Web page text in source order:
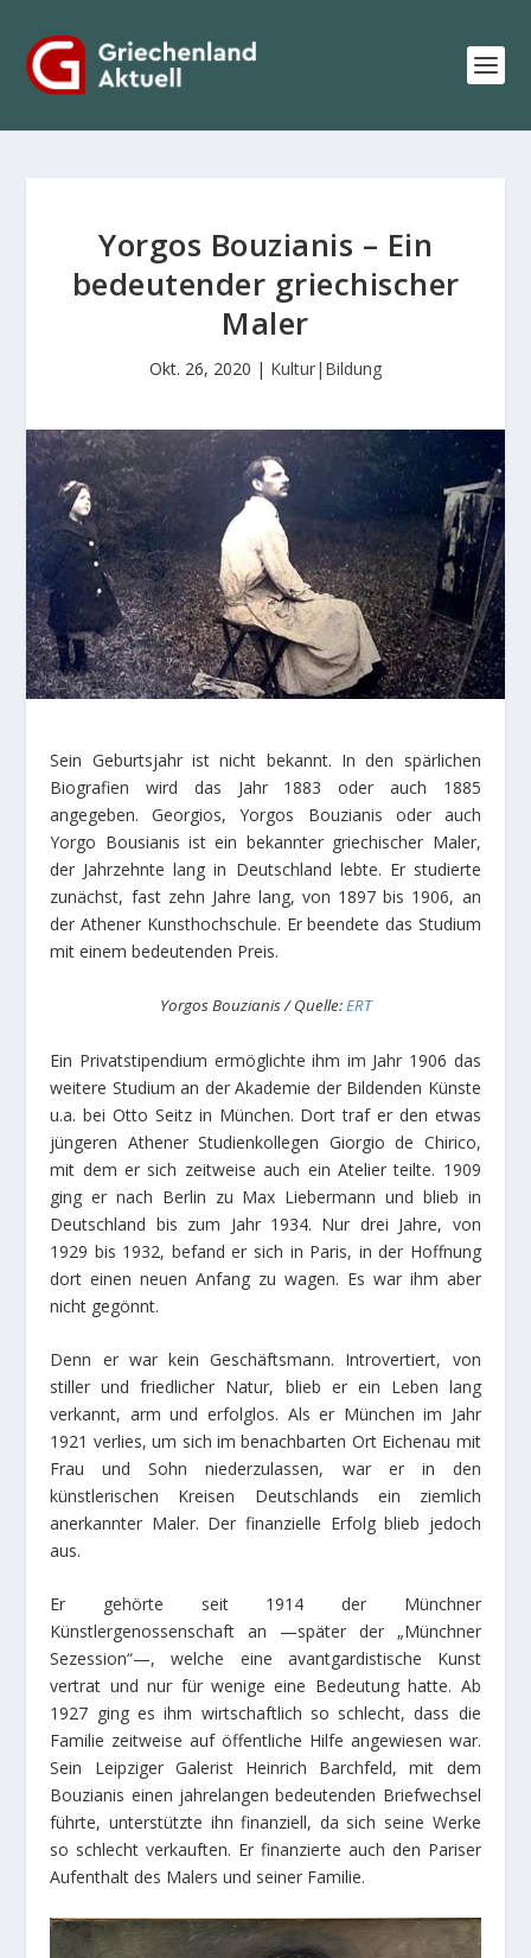
Yorgos Bouzianis – Ein
bedeutender griechischer
Maler
Okt. 26, 2020 | Kultur|Bildung
Sein Geburtsjahr ist nicht bekannt. In den spärlichen
Biografien wird das Jahr 1883 oder auch 1885
angegeben. Georgios, Yorgos Bouzianis oder auch
Yorgo Bousianis ist ein bekannter griechischer Maler,
der Jahrzehnte lang in Deutschland lebte. Er studierte
zunächst, fast zehn Jahre lang, von 1897 bis 1906, an
der Athener Kunsthochschule. Er beendete das Studium
mit einem bedeutenden Preis.
Yorgos Bouzianis / Quelle:ERT
Ein Privatstipendium ermöglichte ihm im Jahr 1906 das
weitere Studium an der Akademie der Bildenden Künste
u.a. bei Otto Seitz in München. Dort traf er den etwas
jüngeren Athener Studienkollegen Giorgio de Chirico,
mit dem er sich zeitweise auch ein Atelier teilte. 1909
ging er nach Berlin zu Max Liebermann und blieb in
Deutschland bis zum Jahr 1934. Nur drei Jahre, von
1929 bis 1932, befand er sich in Paris, in der Hoffnung
dort einen neuen Anfang zu wagen. Es war ihm aber
nicht gegönnt.
Denn er war kein Geschäftsmann. Introvertiert, von
stiller und friedlicher Natur, blieb er ein Leben lang
verkannt, arm und erfolglos. Als er München im Jahr
1921 verlies, um sich im benachbarten Ort Eichenau mit
Frau und Sohn niederzulassen, war er in den
künstlerischen Kreisen Deutschlands ein ziemlich
anerkannter Maler. Der finanzielle Erfolg blieb jedoch
aus.
Er gehörte seit 1914 der Münchner
Künstlergenossenschaft an —später der „Münchner
Sezession“—, welche eine avantgardistische Kunst
vertrat und nur für wenige eine Bedeutung hatte. Ab
1927 ging es ihm wirtschaftlich so schlecht, dass die
Familie zeitweise auf öffentliche Hilfe angewiesen war.
Sein Leipziger Galerist Heinrich Barchfeld, mit dem
Bouzianis einen jahrelangen bedeutenden Briefwechsel
führte, unterstützte ihn finanziell, da sich seine Werke
so schlecht verkauften. Er finanzierte auch den Pariser
Aufenthalt des Malers und seiner Familie.